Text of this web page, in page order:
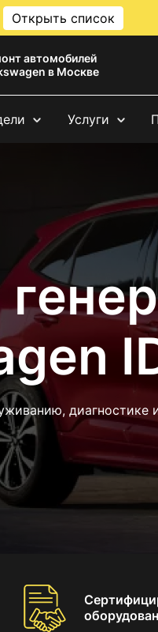
Открыть список
автомобилей
в Москве
Услуги
диагностике